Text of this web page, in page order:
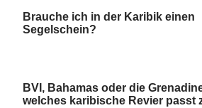
Brauche ich in der Karibik einen
Segelschein?
BVI, Bahamas oder die
welches karibische Revier passt